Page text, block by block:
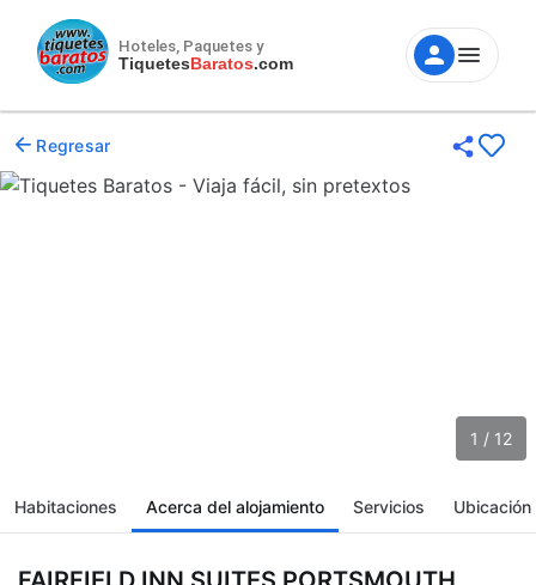
Hoteles, Paquetes y
TiquetesBaratos.com
Regresar
1 / 12
Habitaciones Acerca del alojamiento Servicios Ubicación